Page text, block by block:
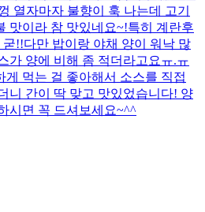
열자마자 불향이 훅 나는데 고기
맛이라 참 맛있네요~!특히 계란후
!! ​다만 밥이랑 야채 양이 워낙 많
가 양에 비해 좀 적더라고요ㅠ.ㅠ
게 먹는 걸 좋아해서 소스를 직접
니 간이 딱 맞고 맛있었습니다! 양
시면 꼭 드셔보세요~^^